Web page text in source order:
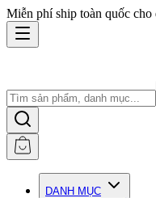
Miễn phí ship toàn quốc
DANH MỤC